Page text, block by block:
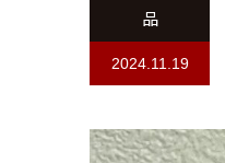
品
2024.11.19